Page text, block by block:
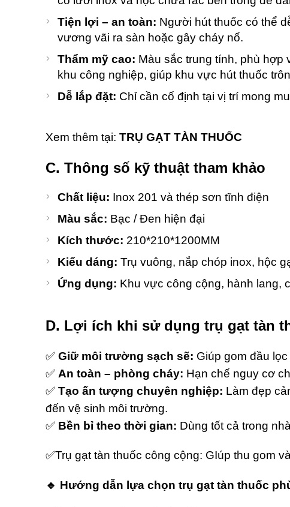
Tiện lợi – an toàn: Người hút thuốc có thể
vương vãi ra sàn hoặc gây cháy nổ.
Thẩm mỹ cao: Màu sắc trung tính, phù hợp
khu công nghiệp, giúp khu vực hút thuốc
Dễ lắp đặt: Chỉ cần cố định tại vị trí mong
Xem thêm tại: TRỤ GẠT TÀN THUỐC
C. Thông số kỹ thuật tham khảo
Chất liệu: Inox 201 và thép sơn tĩnh điện
Màu sắc: Bạc / Đen hiện đại
Kích thước: 210*210*1200MM
Kiểu dáng: Trụ vuông, nắp chóp inox, hộc
Ứng dụng: Khu vực công cộng, hành lang,
D. Lợi ích khi sử dụng trụ gạt tàn
✅ Giữ môi trường sạch sẽ: Giúp gom đầu
✅ An toàn – phòng cháy: Hạn chế nguy cơ
✅ Tạo ấn tượng chuyên nghiệp: Làm đẹp
đến vệ sinh môi trường.
✅ Bền bỉ theo thời gian: Dùng tốt cả trong
✅Trụ gạt tàn thuốc công cộng: GIúp thu gom
🔹 Hướng dẫn lựa chọn trụ gạt tàn thuốc